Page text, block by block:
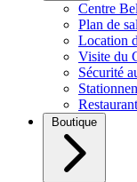
Centre
Plan de
Location
Visite du
Sécurité
Boutique